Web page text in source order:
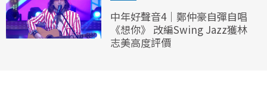
中年好聲音4｜鄭仲豪自彈自唱
《想你》 改編Swing Jazz獲林
志美高度評價